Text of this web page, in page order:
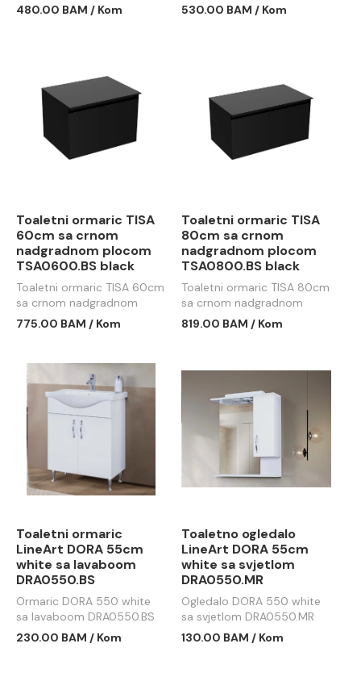
lavaboa NTT0600.BS oak
(hrast) - smoked
480.00 BAM / Kom
lavaboa NTT0800.BS oak
(hrast) - smoked
530.00 BAM / Kom
Toaletni ormaric TISA
60cm sa crnom
nadgradnom plocom
TSA0600.BS black
Toaletni ormaric TISA 60cm
sa crnom nadgradnom
plocom TSA0600.BS black
775.00 BAM / Kom
Toaletni ormaric TISA
80cm sa crnom
nadgradnom plocom
TSA0800.BS black
Toaletni ormaric TISA 80cm
sa crnom nadgradnom
plocom TSA0800.BS black
819.00 BAM / Kom
Toaletni ormaric
LineArt DORA 55cm
white sa lavaboom
DRA0550.BS
Ormaric DORA 550 white
sa lavaboom DRA0550.BS
230.00 BAM / Kom
Toaletno ogledalo
LineArt DORA 55cm
white sa svjetlom
DRA0550.MR
Ogledalo DORA 550 white
sa svjetlom DRA0550.MR
130.00 BAM / Kom